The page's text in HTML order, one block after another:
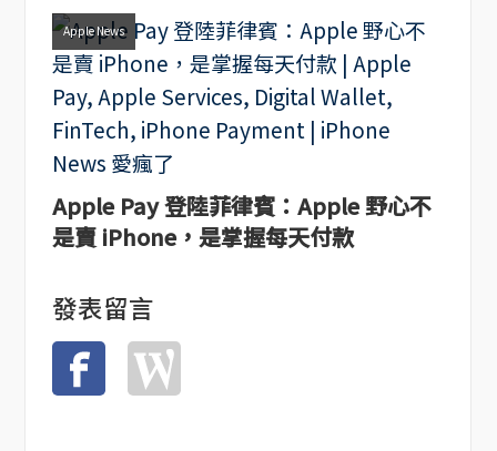
Apple News
Apple Pay 登陸菲律賓：Apple 野心不
是賣 iPhone，是掌握每天付款
發表留言